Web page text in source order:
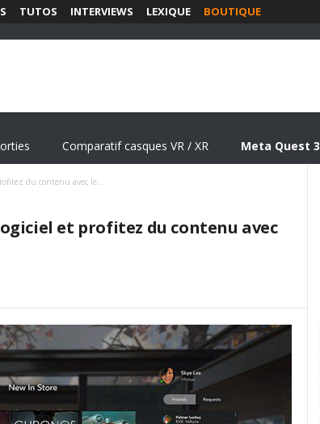
TUTOS INTERVIEWS LEXIQUE BOUTIQUE
Comparatif casques VR / XR Meta Quest 3
du contenu avec le...
et profitez du contenu avec